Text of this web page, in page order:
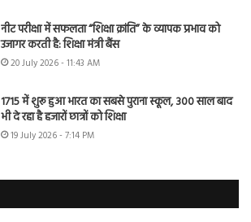
नीट परीक्षा में सफलता “शिक्षा क्रांति” के व्यापक प्रभाव को
उजागर करती है: शिक्षा मंत्री बैंस
20 July 2026 - 11:43 AM
1715 में शुरू हुआ भारत का सबसे पुराना स्कूल, 300 साल बाद
भी दे रहा है हजारों छात्रों को शिक्षा
19 July 2026 - 7:14 PM